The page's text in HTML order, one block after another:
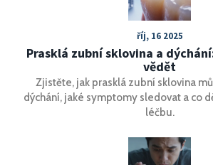
říj, 16 2025
Prasklá zubní sklovina a
vědět
Zjistěte, jak prasklá zubní sklovina
dýchání, jaké symptomy sledovat a co
léčbu.